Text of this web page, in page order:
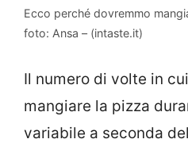
Ecco perché dovremmo
foto: Ansa – (intaste.it)
Il numero di volte in
mangiare la pizza
variabile a seconda